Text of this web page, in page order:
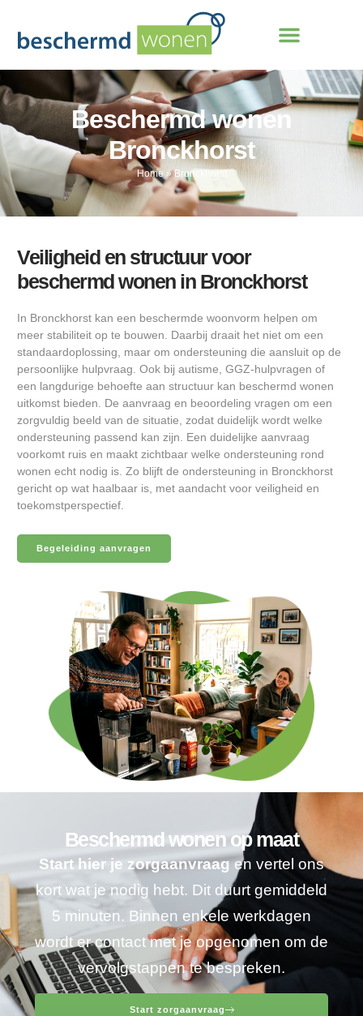
Beschermd wonen
Bronckhorst
Home»Bronckhorst
Veiligheid en structuur voor
beschermd wonen in Bronckhorst
In Bronckhorst kan een beschermde woonvorm helpen om
meer stabiliteit op te bouwen. Daarbij draait het niet om een
standaardoplossing, maar om ondersteuning die aansluit op de
persoonlijke hulpvraag. Ook bij autisme, GGZ-hulpvragen of
een langdurige behoefte aan structuur kan beschermd wonen
uitkomst bieden. De aanvraag en beoordeling vragen om een
zorgvuldig beeld van de situatie, zodat duidelijk wordt welke
ondersteuning passend kan zijn. Een duidelijke aanvraag
voorkomt ruis en maakt zichtbaar welke ondersteuning rond
wonen echt nodig is. Zo blijft de ondersteuning in Bronckhorst
gericht op wat haalbaar is, met aandacht voor veiligheid en
toekomstperspectief.
Begeleiding aanvragen
Beschermd wonen op maat
Start hier je zorgaanvraagen vertel ons
kort wat je nodig hebt. Dit duurt gemiddeld
5 minuten. Binnen enkele werkdagen
wordt er contact met je opgenomen om de
vervolgstappen te bespreken.
Start zorgaanvraag